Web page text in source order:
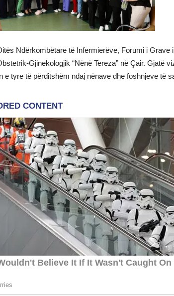
Ndërkombëtare të Infermierëve, Forumi i
Gjinekologjik “Nënë Tereza” në Çair.
e tyre të përditshëm ndaj nënave dhe foshnjeve të